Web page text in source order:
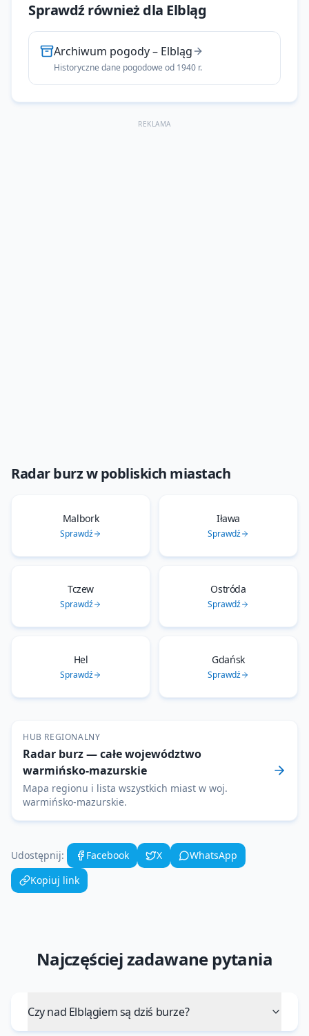
Sprawdź również dla Elbląg
Archiwum pogody– Elbląg
Historyczne dane pogodowe od 1940 r.
REKLAMA
Radar burzw pobliskich miastach
Malbork
Sprawdź
Iława
Sprawdź
Tczew
Sprawdź
Ostróda
Sprawdź
Hel
Sprawdź
Gdańsk
Sprawdź
HUB REGIONALNY
Radar burz— całe województwo
warmińsko-mazurskie
Mapa regionu i lista wszystkich miast w woj.
warmińsko-mazurskie.
Udostępnij: Facebook X
WhatsApp
Kopiuj link
Najczęściej zadawane pytania
Czy nad Elblągiem są dziś burze?